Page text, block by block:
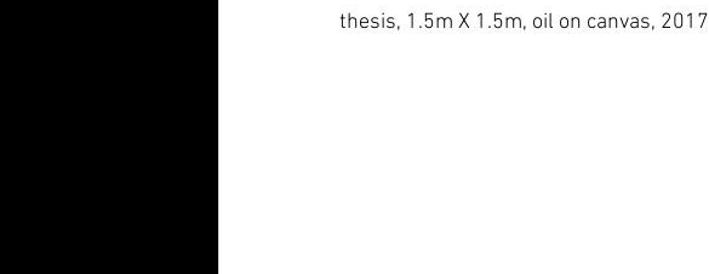
thesis, 1.5m X 1.5m, oil on canvas, 2017